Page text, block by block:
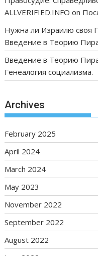
ALLVERIFIED.INFO on
Нужна ли Израилю своя
Введение в Теорию
Введение в Теорию
Генеалогия социализма.
Archives
February 2025
April 2024
March 2024
May 2023
November 2022
September 2022
August 2022